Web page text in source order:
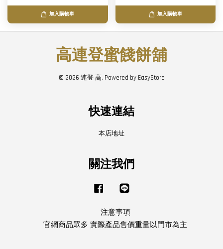
加入購物車 加入購物車
高連登蜜餞餅舖
© 2026 連登 高. Powered by EasyStore
快速連結
本店地址
關注我們
Facebook
注意事項
官網商品眾多 實際產品售價重量以門市為主